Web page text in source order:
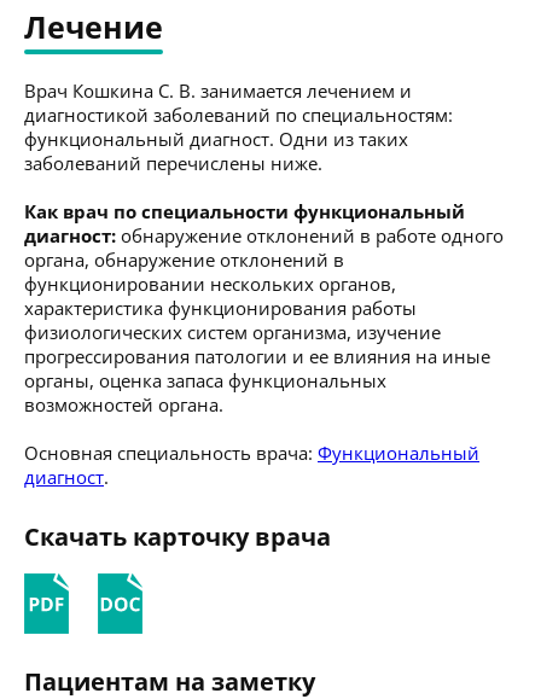
Лечение
Врач Кошкина С. В. занимается лечением и
диагностикой заболеваний по специальностям:
функциональный диагност. Одни из таких
заболеваний перечислены ниже.
Как врач по специальности функциональный
диагност: обнаружение отклонений в работе одного
органа, обнаружение отклонений в
функционировании нескольких органов,
характеристика функционирования работы
физиологических систем организма, изучение
прогрессирования патологии и ее влияния на иные
органы, оценка запаса функциональных
возможностей органа.
Основная специальность врача: Функциональный
диагност.
Скачать карточку врача
Пациентам на заметку